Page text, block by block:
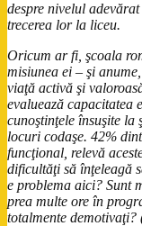
despre nivelul
trecerea lor la liceu.
Oricum ar fi, şcoala
misiunea ei – şi
viaţă activă şi
evaluează capacitatea
cunoştinţele însuşite la
locuri codaşe. 42%
funcţional, relevă
dificultăţi să înţeleagă
e problema aici? Sunt
prea multe ore în
totalmente